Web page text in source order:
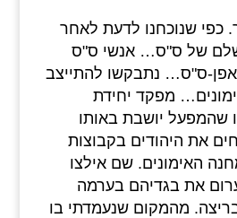
כפי שנוכחנו לדעת לאחר
שלם של ס"ס… אנשי ס"ס
ס"ס… נתבקשו להתייצב
מפקד יחידת
שהמפעל יושבת באותו
את היהודים בקבוצות
האימונים. שם אילצו
את בגדיהם בערמה
מהמקום שנעמדתי בו